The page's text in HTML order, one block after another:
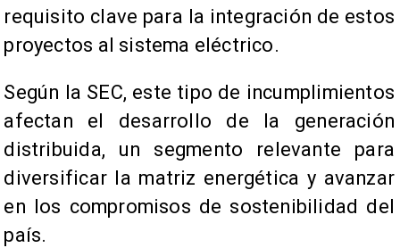
requisito clave para la integración de estos
proyectos al sistema eléctrico.
Según la SEC, este tipo de incumplimientos
afectan el desarrollo de la generación
distribuida, un segmento relevante para
diversificar la matriz energética y avanzar
en los compromisos de sostenibilidad del
país.